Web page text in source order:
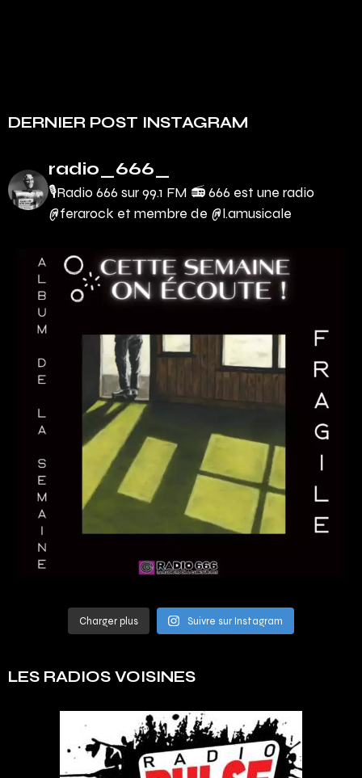
DERNIER POST INSTAGRAM
radio_666_
🎙Radio 666 sur 99.1 FM 📻666 est une radio
@ferarock et membre de @l.amusicale
Charger plus Suivre sur Instagram
LES RADIOS VOISINES